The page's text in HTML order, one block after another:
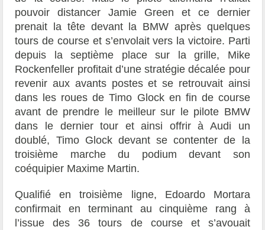
pouvoir distancer Jamie Green et ce dernier
prenait la tête devant la BMW après quelques
tours de course et s’envolait vers la victoire. Parti
depuis la septième place sur la grille, Mike
Rockenfeller profitait d’une stratégie décalée pour
revenir aux avants postes et se retrouvait ainsi
dans les roues de Timo Glock en fin de course
avant de prendre le meilleur sur le pilote BMW
dans le dernier tour et ainsi offrir à Audi un
doublé, Timo Glock devant se contenter de la
troisième marche du podium devant son
coéquipier Maxime Martin.
Qualifié en troisième ligne, Edoardo Mortara
confirmait en terminant au cinquième rang à
l’issue des 36 tours de course et s’avouait